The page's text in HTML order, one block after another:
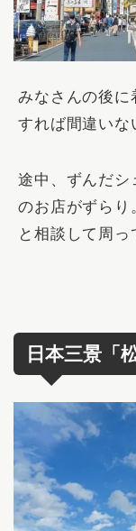
みなさんの後に
すれば間違いな
途中、ずんだシ
のお店がずらり
と相談して周っ
日本三景「